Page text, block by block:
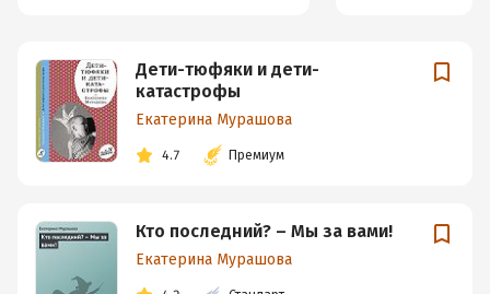
Дети-тюфяки и дети-
катастрофы
Екатерина Мурашова
4.7 Премиум
Кто последний? – Мы за вами!
Екатерина Мурашова